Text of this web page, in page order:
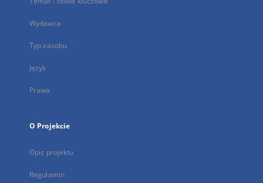
Wydawca
Typ zasobu
Język
Prawa
O Projekcie
Opis projektu
Regulamin